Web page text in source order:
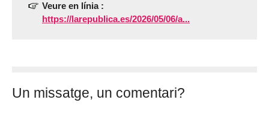
Veure en línia :
https://larepublica.es/2026/05/06/a...
Un missatge, un comentari?